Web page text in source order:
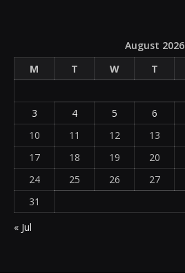
August 2026
M
T W T
3
4 5 6
10
11 12 13
17
18 19 20
24
25 26 27
31
« Jul